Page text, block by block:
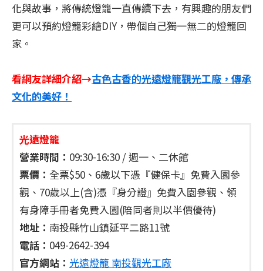
化與故事，將傳統燈籠一直傳續下去，有興趣的朋友們
更可以預約燈籠彩繪DIY，帶個自己獨一無二的燈籠回
家。
看網友詳細介紹→古色古香的光遠燈籠觀光工廠，傳承
文化的美好！
光遠燈籠
營業時間： 09:30-16:30 / 週一、二休館
票價： 全票$50、6歲以下憑『健保卡』免費入園參
觀、70歲以上(含)憑『身分證』免費入園參觀、領
有身障手冊者免費入園(陪同者則以半價優待)
地址： 南投縣竹山鎮延平二路11號
電話： 049-2642-394
官方網站： 光遠燈籠 南投觀光工廠